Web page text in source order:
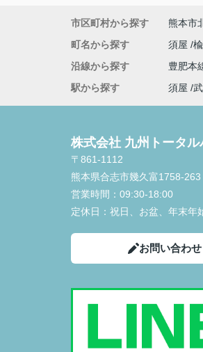
市区町村から探す 熊本市
町名から探す
須屋
沿線から探す
豊肥本
駅から探す
須屋
株式会社 九州トータ
〒861-1112
熊本県合志市幾久富1758-263
営業時間： 09:30-18:00
定休日： 祝日、お盆、年末年
お問い合わせ